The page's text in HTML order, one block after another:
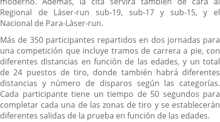
Regional de Láser-run sub-19, sub-17 y sub-15, y el
Nacional de Para-Láser-run.
Más de 350 participantes repartidos en dos jornadas para
una competición que incluye tramos de carrera a pie, con
diferentes distancias en función de las edades, y un total
de 24 puestos de tiro, donde también habrá diferentes
distancias y número de disparos según las categorías.
Cada participante tiene un tiempo de 50 segundos para
completar cada una de las zonas de tiro y se establecerán
diferentes salidas de la prueba en función de las edades.